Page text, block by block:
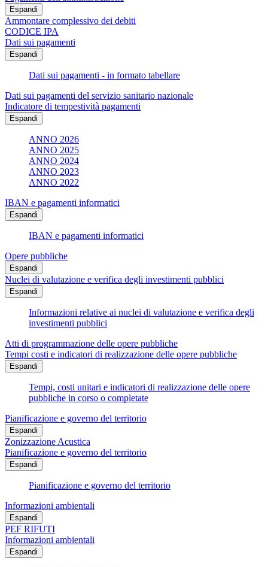
Espandi
Ammontare complessivo dei debiti
CODICE IPA
Dati sui pagamenti
Espandi
Dati sui pagamenti - in formato tabellare
Dati sui pagamenti del servizio sanitario nazionale
Indicatore di tempestività pagamenti
Espandi
ANNO 2026
ANNO 2025
ANNO 2024
ANNO 2023
ANNO 2022
IBAN e pagamenti informatici
Espandi
IBAN e pagamenti informatici
Opere pubbliche
Espandi
Nuclei di valutazione e verifica degli investimenti pubblici
Espandi
Informazioni relative ai nuclei di valutazione e verifica degli
investimenti pubblici
Atti di programmazione delle opere pubbliche
Tempi costi e indicatori di realizzazione delle opere pubbliche
Espandi
Tempi, costi unitari e indicatori di realizzazione delle opere
pubbliche in corso o completate
Pianificazione e governo del territorio
Espandi
Zonizzazione Acustica
Pianificazione e governo del territorio
Espandi
Pianificazione e governo del territorio
Informazioni ambientali
Espandi
PEF RIFUTI
Informazioni ambientali
Espandi